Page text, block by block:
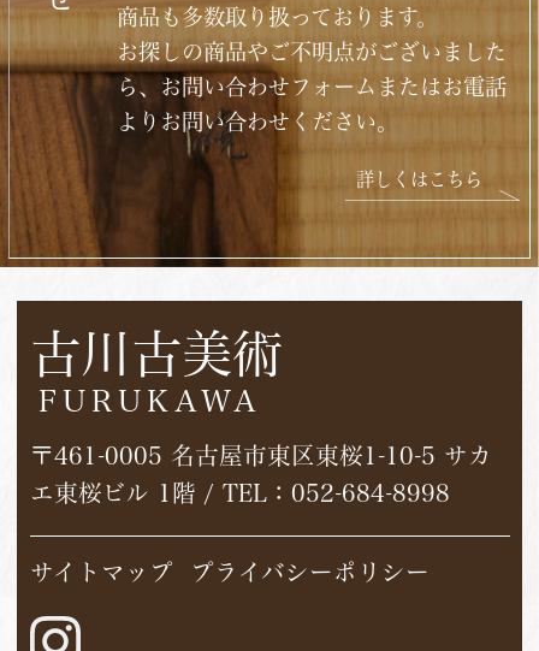
商品も多数取り扱っております。
お探しの商品やご不明点がございました
ら、お問い合わせフォームまたはお電話
よりお問い合わせください。
詳しくはこちら
古川古美術
FURUKAWA
〒461-0005 名古屋市東区東桜1-10-5 サカ
エ東桜ビル 1階 / TEL： 052-684-8998
サイトマップ プライバシーポリシー